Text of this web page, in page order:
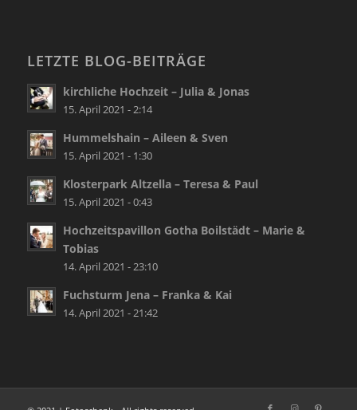
LETZTE BLOG-BEITRÄGE
kirchliche Hochzeit – Julia & Jonas
15. April 2021 - 2:14
Hummelshain – Aileen & Sven
15. April 2021 - 1:30
Klosterpark Altzella – Teresa & Paul
15. April 2021 - 0:43
Hochzeitspavillon Gotha Boilstädt – Marie &
Tobias
14. April 2021 - 23:10
Fuchsturm Jena – Franka & Kai
14. April 2021 - 21:42